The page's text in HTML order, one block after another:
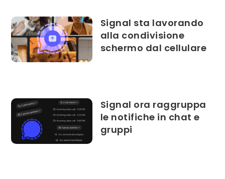
Signal sta lavorando
alla condivisione
schermo dal cellulare
Signal ora raggruppa
le notifiche in chat e
gruppi